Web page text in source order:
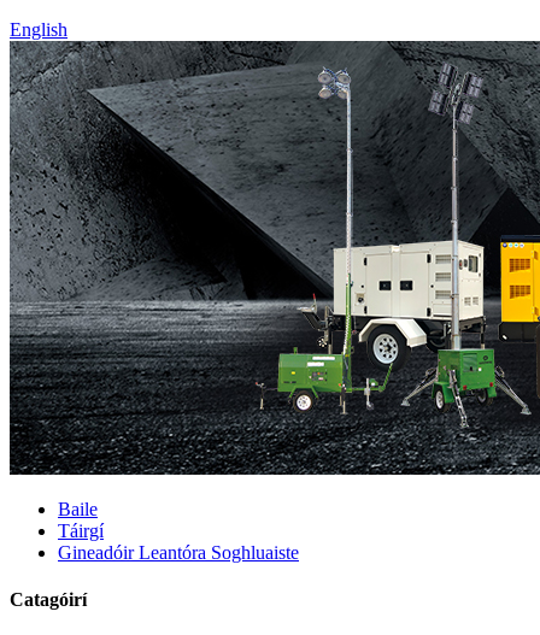
English
Baile
Táirgí
Gineadóir Leantóra Soghluaiste
Catagóirí